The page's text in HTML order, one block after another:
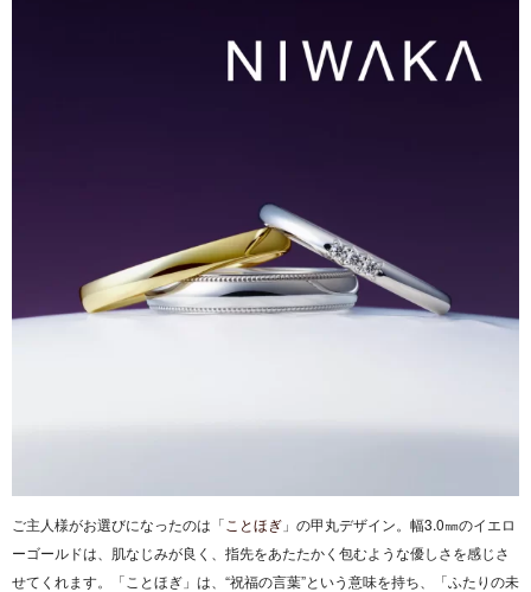
ご主人様がお選びになったのは「 ことほぎ 」の甲丸デザイン。幅3.0㎜のイエロ
ーゴールドは、肌なじみが良く、指先をあたたかく包むような優しさを感じさ
せてくれます。「ことほぎ」は、“祝福の言葉”という意味を持ち、「ふたりの未